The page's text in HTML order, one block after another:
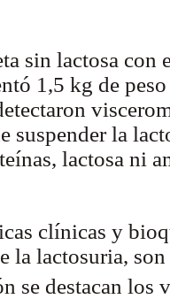
sin lactosa
1,5 kg de
suspender la
lactosa ni
clínicas y
la lactosuria,
se destacan